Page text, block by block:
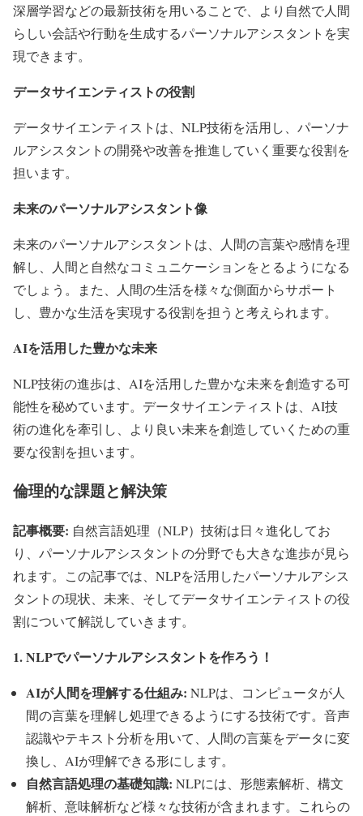
深層学習などの最新技術を用いることで、より自然で人間
らしい会話や行動を生成するパーソナルアシスタントを実
現できます。
データサイエンティストの役割
データサイエンティストは、NLP技術を活用し、パーソナ
ルアシスタントの開発や改善を推進していく重要な役割を
担います。
未来のパーソナルアシスタント像
未来のパーソナルアシスタントは、人間の言葉や感情を理
解し、人間と自然なコミュニケーションをとるようになる
でしょう。また、人間の生活を様々な側面からサポート
し、豊かな生活を実現する役割を担うと考えられます。
AIを活用した豊かな未来
NLP技術の進歩は、AIを活用した豊かな未来を創造する可
能性を秘めています。データサイエンティストは、AI技
術の進化を牽引し、より良い未来を創造していくための重
要な役割を担います。
倫理的な課題と解決策
記事概要: 自然言語処理（NLP）技術は日々進化してお
り、パーソナルアシスタントの分野でも大きな進歩が見ら
れます。この記事では、NLPを活用したパーソナルアシス
タントの現状、未来、そしてデータサイエンティストの役
割について解説していきます。
1. NLPでパーソナルアシスタントを作ろう！
AIが人間を理解する仕組み: NLPは、コンピュータが人
間の言葉を理解し処理できるようにする技術です。音声
認識やテキスト分析を用いて、人間の言葉をデータに変
換し、AIが理解できる形にします。
自然言語処理の基礎知識: NLPには、形態素解析、構文
解析、意味解析など様々な技術が含まれます。これらの